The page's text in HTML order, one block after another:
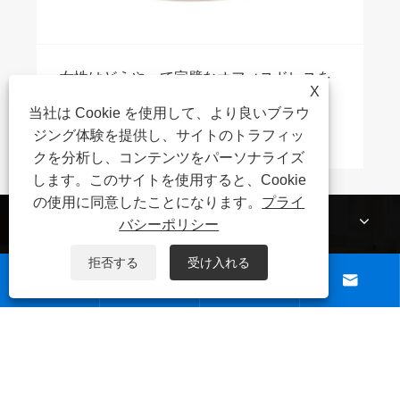
女性はどうやって完璧なオフィスドレスを
もっと見る >>
私たちについて
ニュース
 
X
当社は Cookie を使用して、より良いブラウ
ジング体験を提供し、サイトのトラフィッ
クを分析し、コンテンツをパーソナライズ
します。このサイトを使用すると、Cookie
の使用に同意したことになります。 プライ
バシーポリシー
拒否する 受け入れる